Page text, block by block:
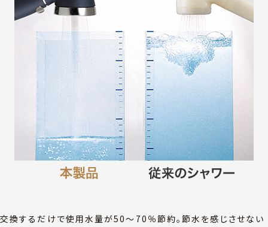
交換するだけで使用水量が50〜70％節約。節水を感じさせない